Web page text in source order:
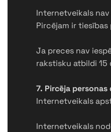
Internetveikals
Pircējam ir
Ja preces nav
rakstisku atbildi 15
7. Pircēja
Internetveikals
Internetveikals